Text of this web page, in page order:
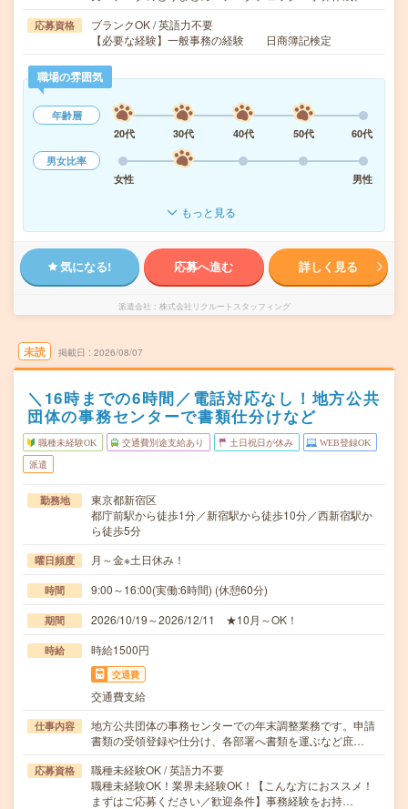
応募資格
ブランクOK / 英語力不要
【必要な経験】一般事務の経験 日商簿記検定
職場の雰囲気
年齢層
20代
30代 40代 50代
60代
男女比率
女性
男性
もっと見る
気になる! 応募へ進む 詳しく見る
派遣会社 株式会社リクルートスタッフィング
未読 掲載日 2026/08/07
＼16時までの6時間／電話対応なし！地方公共
団体の事務センターで書類仕分けなど
職種未経験OK 交通費別途支給あり 土日祝日が休み WEB登録OK
派遣
勤務地
東京都新宿区
都庁前駅から徒歩1分／新宿駅から徒歩10分／西新宿駅か
ら徒歩5分
曜日頻度 月～金※土日休み！
時間 9:00～16:00(実働:6時間) (休憩60分)
期間 2026/10/19～2026/12/11 ★10月～OK！
時給 時給1500円
交通費
交通費支給
仕事内容
地方公共団体の事務センターでの年末調整業務です。申請
書類の受領登録や仕分け、各部署へ書類を運ぶなど庶…
応募資格
職種未経験OK / 英語力不要
職種未経験OK！業界未経験OK！【こんな方におススメ！
まずはご応募ください／歓迎条件】事務経験をお持…